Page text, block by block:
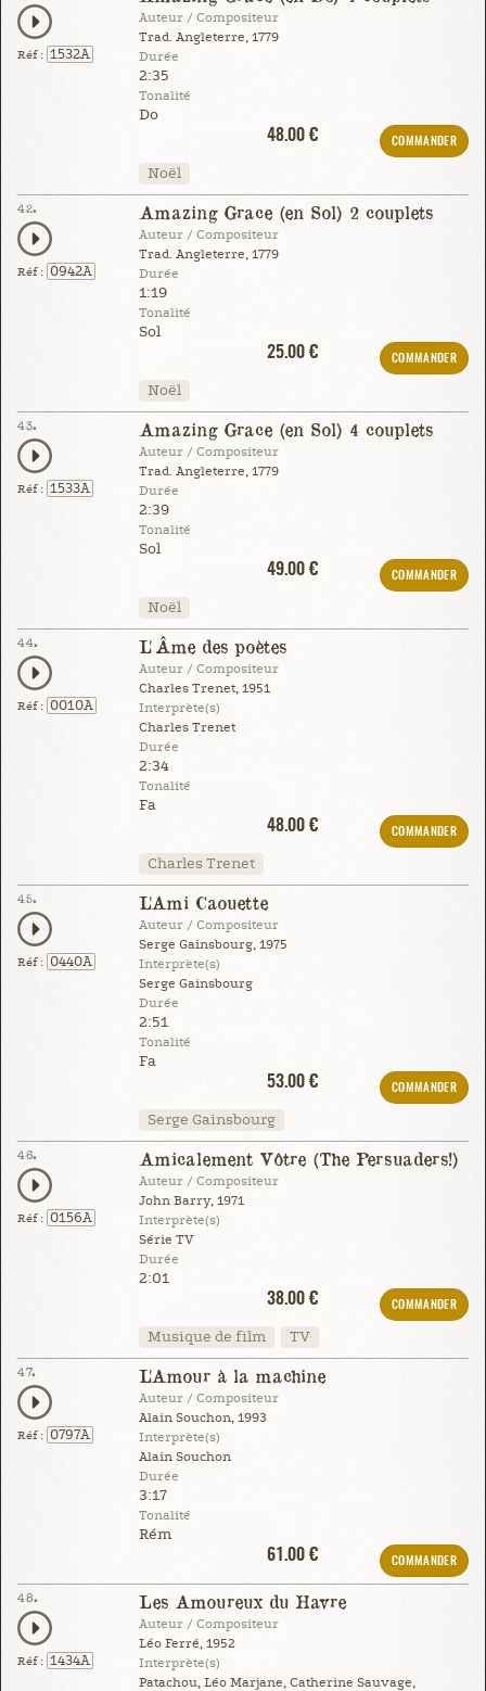
Réf : 1532A
Auteur / Compositeur
Trad. Angleterre, 1779
Durée
2:35
Tonalité
Do
48.00 €
COMMANDER
Noël
42.
Réf : 0942A
Amazing Grace (en Sol) 2 couplets
Auteur / Compositeur
Trad. Angleterre, 1779
Durée
1:19
Tonalité
Sol
25.00 €
COMMANDER
Noël
43.
Réf : 1533A
Amazing Grace (en Sol) 4 couplets
Auteur / Compositeur
Trad. Angleterre, 1779
Durée
2:39
Tonalité
Sol
49.00 €
COMMANDER
Noël
44.
Réf : 0010A
L'Âme des poètes
Auteur / Compositeur
Charles Trenet, 1951
Interprète(s)
Charles Trenet
Durée
2:34
Tonalité
Fa
48.00 €
COMMANDER
Charles Trenet
45.
Réf : 0440A
L'Ami Caouette
Auteur / Compositeur
Serge Gainsbourg, 1975
Interprète(s)
Serge Gainsbourg
Durée
2:51
Tonalité
Fa
53.00 €
COMMANDER
Serge Gainsbourg
46.
Réf : 0156A
Amicalement Vôtre (The Persuaders!)
Auteur / Compositeur
John Barry, 1971
Interprète(s)
Série TV
Durée
2:01
38.00 €
COMMANDER
Musique de film TV
47.
Réf : 0797A
L'Amour à la machine
Auteur / Compositeur
Alain Souchon, 1993
Interprète(s)
Alain Souchon
Durée
3:17
Tonalité
Rém
61.00 €
COMMANDER
48.
Réf : 1434A
Les Amoureux du Havre
Auteur / Compositeur
Léo Ferré, 1952
Interprète(s)
Patachou, Léo Marjane, Catherine Sauvage,